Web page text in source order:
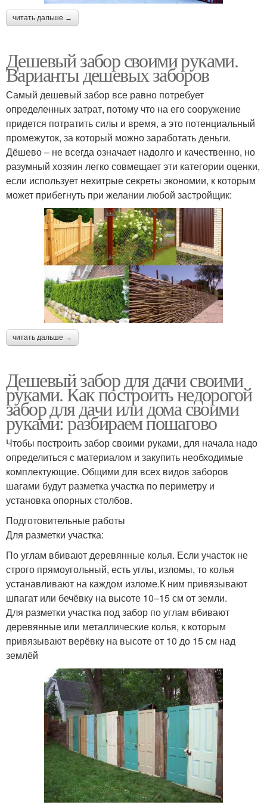
читать дальше →
Дешевый забор своими руками.
Варианты дешевых заборов
Самый дешевый забор все равно потребует
определенных затрат, потому что на его сооружение
придется потратить силы и время, а это потенциальный
промежуток, за который можно заработать деньги.
Дёшево – не всегда означает надолго и качественно, но
разумный хозяин легко совмещает эти категории оценки,
если использует нехитрые секреты экономии, к которым
может прибегнуть при желании любой застройщик:
читать дальше →
Дешевый забор для дачи своими
руками. Как построить недорогой
забор для дачи или дома своими
руками: разбираем пошагово
Чтобы построить забор своими руками, для начала надо
определиться с материалом и закупить необходимые
комплектующие. Общими для всех видов заборов
шагами будут разметка участка по периметру и
установка опорных столбов.
Подготовительные работы
Для разметки участка:
По углам вбивают деревянные колья. Если участок не
строго прямоугольный, есть углы, изломы, то колья
устанавливают на каждом изломе.К ним привязывают
шпагат или бечёвку на высоте 10–15 см от земли.
Для разметки участка под забор по углам вбивают
деревянные или металлические колья, к которым
привязывают верёвку на высоте от 10 до 15 см над
землёй